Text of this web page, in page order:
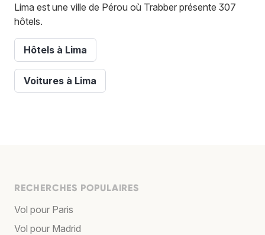
Lima est une ville de Pérou où Trabber présente 307
hôtels.
Hôtels à Lima
Voitures à Lima
RECHERCHES POPULAIRES
Vol pour Paris
Vol pour Madrid